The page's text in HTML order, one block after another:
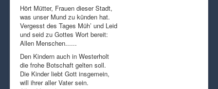
Hört Mütter, Frauen dieser Stadt,
was unser Mund zu künden hat.
Vergesst des Tages Müh’ und Leid
und seid zu Gottes Wort bereit:
Allen Menschen......
Den Kindern auch in Westerholt
die frohe Botschaft gelten soll.
Die Kinder liebt Gott insgemein,
will ihrer aller Vater sein.